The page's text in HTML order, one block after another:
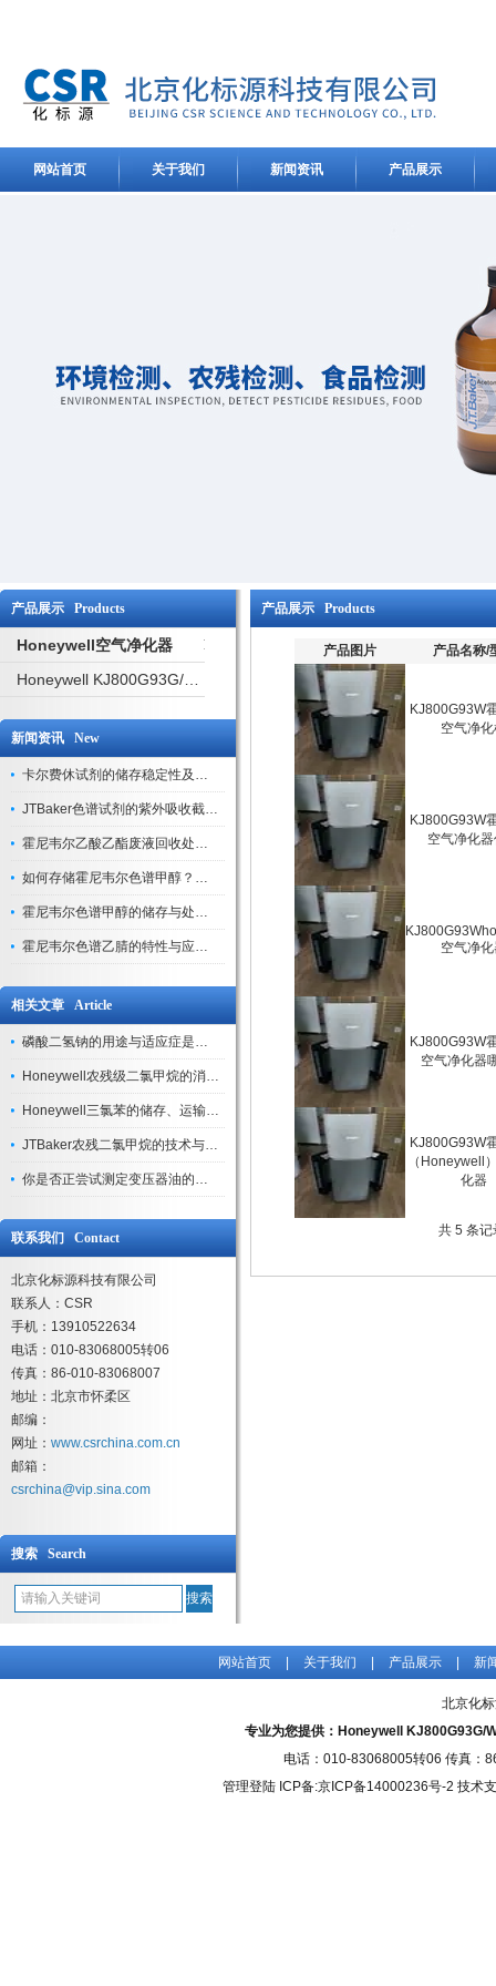
网站首页 关于我们 新闻资讯 产品展示
产品展示 Products
Honeywell空气净化器
新闻资讯 New
卡尔费休试剂的储存稳定性及开封后有效期验证
JTBaker色谱试剂的紫外吸收截止波长与背景干扰
霍尼韦尔乙酸乙酯废液回收处理方法与环保处置建议
如何存储霍尼韦尔色谱甲醇？避光、密封、远离火源
霍尼韦尔色谱甲醇的储存与处理注意事项
霍尼韦尔色谱乙腈的特性与应用领域解析
相关文章 Article
磷酸二氢钠的用途与适应症是怎样的
Honeywell农残级二氯甲烷的消防措施和储存运输
Honeywell三氯苯的储存、运输与使用注意事项
JTBaker农残二氯甲烷的技术与用途
你是否正尝试测定变压器油的含水量？请看资料下载!
联系我们 Contact
北京化标源科技有限公司
联系人：CSR
手机：13910522634
电话：010-83068005转06
传真：86-010-83068007
地址：北京市怀柔区
邮编：
网址： www.csrchina.com.cn
邮箱：
csrchina@vip.sina.com
搜索 Search
产品展示 Products
产品图片 产品名称/
KJ800G93W
空气净
KJ800G93W
空气净化
空气净
KJ800G93W
空气净化器
KJ800G93W
（Honeywell
化器
共 5 条
网站首页 关于我们 产品展示 新
北京化
专业为您提供：Honeywell KJ800G93G/
电话：010-83068005转06 传真：
管理登陆ICP备:京ICP备14000236号-2 技术